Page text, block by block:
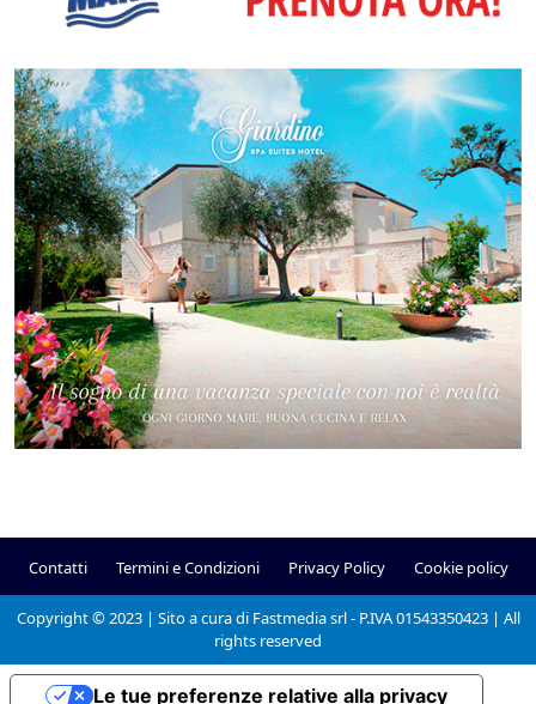
Contatti Termini e Condizioni Privacy Policy Cookie policy
Copyright © 2023 | Sito a cura di Fastmedia srl - P.IVA 01543350423 | All
rights reserved
Le tue preferenze relative alla privacy